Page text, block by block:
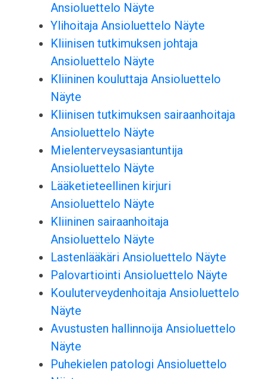
Ansioluettelo Näyte
Ylihoitaja Ansioluettelo Näyte
Kliinisen tutkimuksen johtaja
Ansioluettelo Näyte
Kliininen kouluttaja Ansioluettelo
Näyte
Kliinisen tutkimuksen sairaanhoitaja
Ansioluettelo Näyte
Mielenterveysasiantuntija
Ansioluettelo Näyte
Lääketieteellinen kirjuri
Ansioluettelo Näyte
Kliininen sairaanhoitaja
Ansioluettelo Näyte
Lastenlääkäri Ansioluettelo Näyte
Palovartiointi Ansioluettelo Näyte
Kouluterveydenhoitaja Ansioluettelo
Näyte
Avustusten hallinnoija Ansioluettelo
Näyte
Puhekielen patologi Ansioluettelo